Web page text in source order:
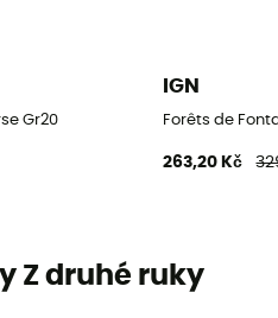
Gr20
IGN
Forêts de
263,20 Kč
Z druhé ruky